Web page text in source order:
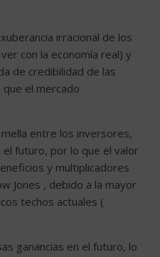
irracional de los
con la economía real) y
de credibilidad de las
que el mercado
entre los inversores,
futuro, por lo que el valor
y multiplicadores
Jones , debido a la mayor
techos actuales (
ganancias en el futuro, lo